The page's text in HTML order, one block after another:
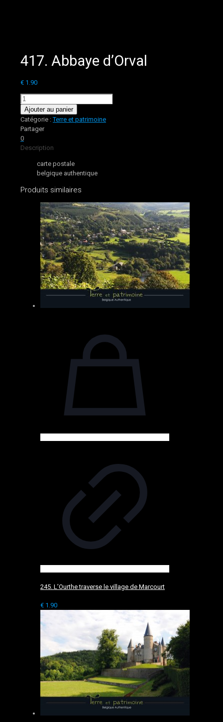
417. Abbaye d’Orval
€ 1.90
quantité
de
417.
Abbaye
d'Orval
Ajouter au panier
Catégorie :Terre et patrimoine
Partager
0
Description
carte postale
belgique authentique
Produits similaires
245. L’Ourthe traverse le village de Marcourt
€ 1.90